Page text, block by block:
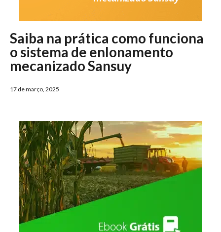
Saiba na prática como funciona
o sistema de enlonamento
mecanizado Sansuy
17 de março, 2025